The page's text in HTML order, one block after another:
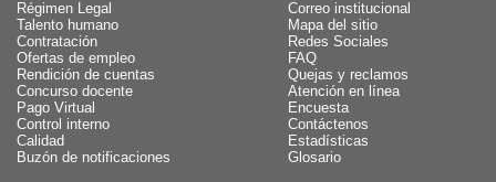
Régimen Legal
Talento humano
Contratación
Ofertas de empleo
Rendición de cuentas
Concurso docente
Pago Virtual
Control interno
Calidad
Buzón de notificaciones
Correo institucional
Mapa del sitio
Redes Sociales
FAQ
Quejas y reclamos
Atención en línea
Encuesta
Contáctenos
Estadísticas
Glosario